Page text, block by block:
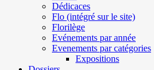
Dédicaces
Flo (intégré sur le site)
Florilège
Evénements par année
Evenements par catégories
Expositions